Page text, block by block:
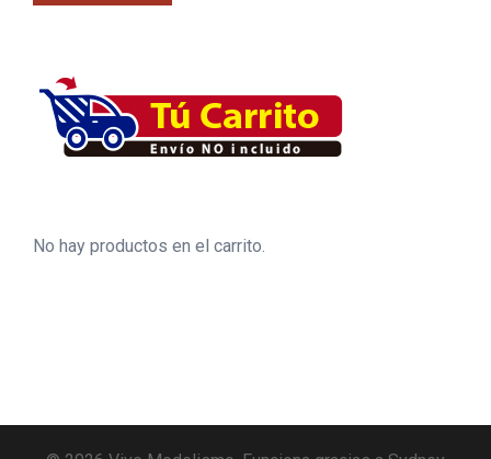
No hay productos en el carrito.